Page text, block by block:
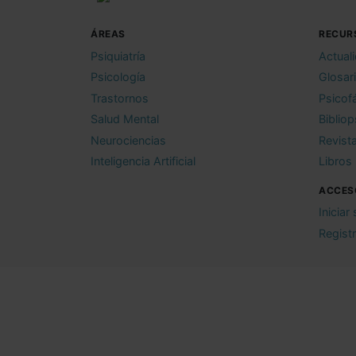
ÁREAS
Psiquiatría
Psicología
Trastornos
Salud Mental
Neurociencias
Inteligencia Artificial
Libros
Iniciar